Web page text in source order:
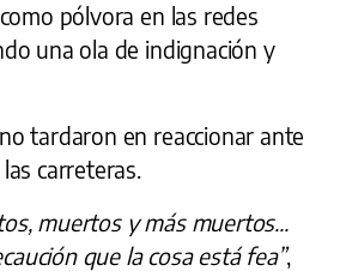
pólvora en las redes
una ola de indignación y
tardaron en reaccionar ante
carreteras.
muertos y más muertos...
que la cosa está fea”,